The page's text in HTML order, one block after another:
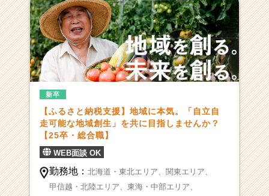
新卒
【ふるさと納税支援】地域に本気。「自立自
走可能な地域創生」を共に目指しませんか？
【25卒・総合職】
WEB面談 OK
勤務地： 北海道・東北エリア、 関東エリア、
甲信越・北陸エリア、 東海・中部エリア、